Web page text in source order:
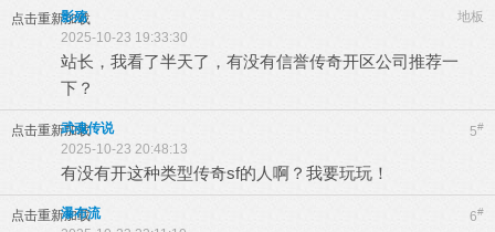
点击重新加载 地板
影殇
2025-10-23 19:33:30
站长，我看了半天了，有没有信誉传奇开区公司推荐一
下？
点击重新加载 5#
武魂传说
2025-10-23 20:48:13
有没有开这种类型传奇sf的人啊？我要玩玩！
点击重新加载 6#
瀑布流